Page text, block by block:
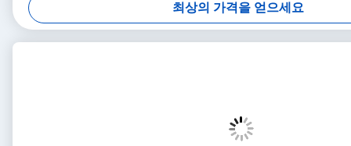
최상의 가격을 얻으세요